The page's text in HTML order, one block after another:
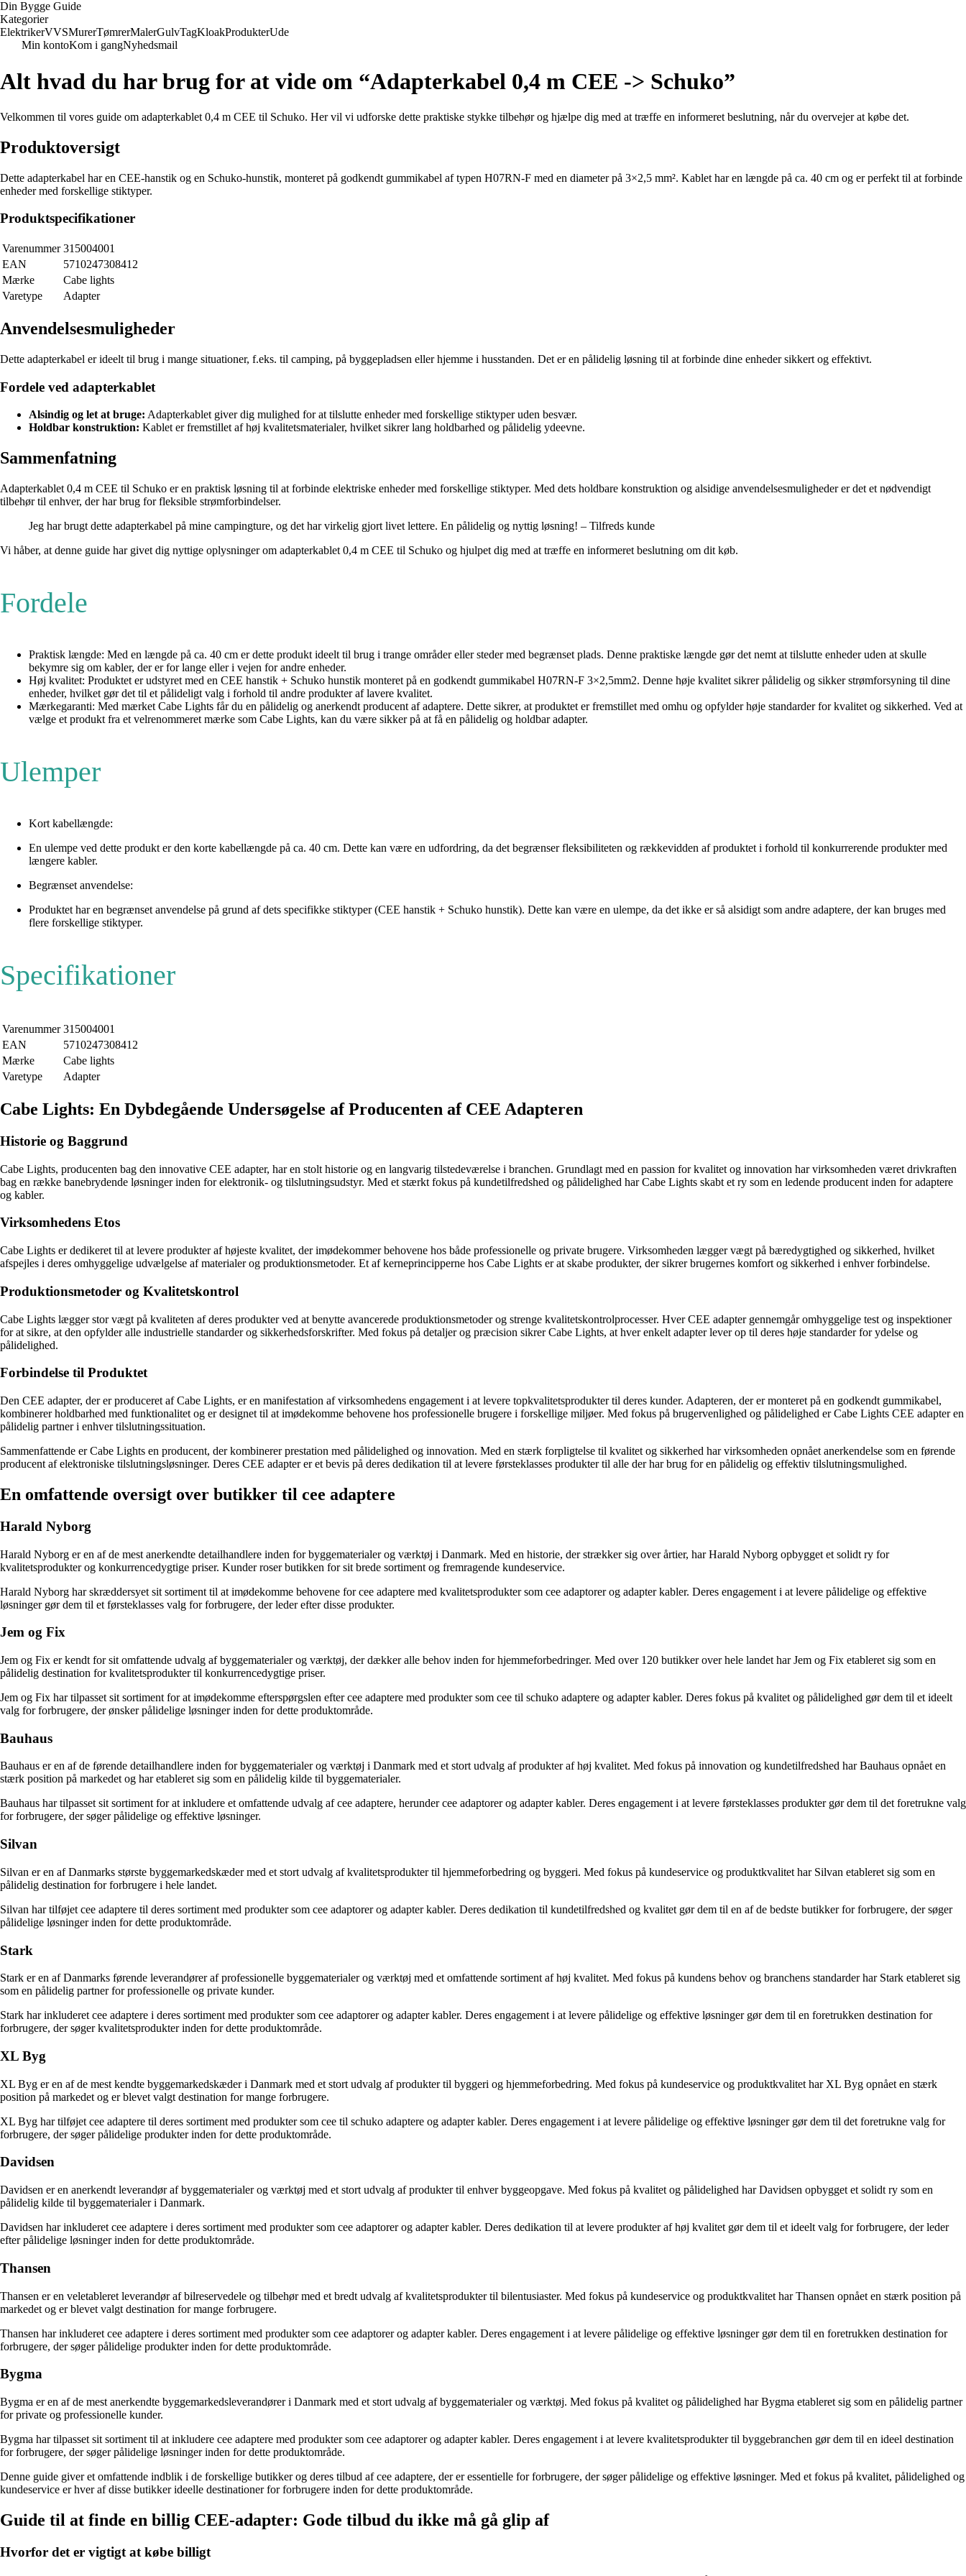
Din Bygge Guide
Kategorier
ElektrikerVVSMurerTømrerMalerGulvTagKloakProdukterUde
Min kontoKom i gangNyhedsmail
Alt hvad du har brug for at vide om “Adapterkabel 0,4 m CEE -> Schuko”
Velkommen til vores guide om adapterkablet 0,4 m CEE til Schuko. Her vil vi udforske dette praktiske stykke tilbehør og hjælpe dig med at træffe en informeret beslutning, når du overvejer at købe det.
Produktoversigt
Dette adapterkabel har en CEE-hanstik og en Schuko-hunstik, monteret på godkendt gummikabel af typen H07RN-F med en diameter på 3×2,5 mm². Kablet har en længde på ca. 40 cm og er perfekt til at forbinde
enheder med forskellige stiktyper.
Produktspecifikationer
Varenummer 315004001
EAN
5710247308412
Mærke
Cabe lights
Varetype
Adapter
Anvendelsesmuligheder
Dette adapterkabel er ideelt til brug i mange situationer, f.eks. til camping, på byggepladsen eller hjemme i husstanden. Det er en pålidelig løsning til at forbinde dine enheder sikkert og effektivt.
Fordele ved adapterkablet
Alsindig og let at bruge: Adapterkablet giver dig mulighed for at tilslutte enheder med forskellige stiktyper uden besvær.
Holdbar konstruktion: Kablet er fremstillet af høj kvalitetsmaterialer, hvilket sikrer lang holdbarhed og pålidelig ydeevne.
Sammenfatning
Adapterkablet 0,4 m CEE til Schuko er en praktisk løsning til at forbinde elektriske enheder med forskellige stiktyper. Med dets holdbare konstruktion og alsidige anvendelsesmuligheder er det et nødvendigt
tilbehør til enhver, der har brug for fleksible strømforbindelser.
Jeg har brugt dette adapterkabel på mine campingture, og det har virkelig gjort livet lettere. En pålidelig og nyttig løsning! – Tilfreds kunde
Vi håber, at denne guide har givet dig nyttige oplysninger om adapterkablet 0,4 m CEE til Schuko og hjulpet dig med at træffe en informeret beslutning om dit køb.
Fordele
Praktisk længde: Med en længde på ca. 40 cm er dette produkt ideelt til brug i trange områder eller steder med begrænset plads. Denne praktiske længde gør det nemt at tilslutte enheder uden at skulle
bekymre sig om kabler, der er for lange eller i vejen for andre enheder.
Høj kvalitet: Produktet er udstyret med en CEE hanstik + Schuko hunstik monteret på en godkendt gummikabel H07RN-F 3×2,5mm2. Denne høje kvalitet sikrer pålidelig og sikker strømforsyning til dine
enheder, hvilket gør det til et pålideligt valg i forhold til andre produkter af lavere kvalitet.
Mærkegaranti: Med mærket Cabe Lights får du en pålidelig og anerkendt producent af adaptere. Dette sikrer, at produktet er fremstillet med omhu og opfylder høje standarder for kvalitet og sikkerhed. Ved at
vælge et produkt fra et velrenommeret mærke som Cabe Lights, kan du være sikker på at få en pålidelig og holdbar adapter.
Ulemper
Kort kabellængde:
En ulempe ved dette produkt er den korte kabellængde på ca. 40 cm. Dette kan være en udfordring, da det begrænser fleksibiliteten og rækkevidden af produktet i forhold til konkurrerende produkter med
længere kabler.
Begrænset anvendelse:
Produktet har en begrænset anvendelse på grund af dets specifikke stiktyper (CEE hanstik + Schuko hunstik). Dette kan være en ulempe, da det ikke er så alsidigt som andre adaptere, der kan bruges med
flere forskellige stiktyper.
Specifikationer
Varenummer 315004001
EAN
5710247308412
Mærke
Cabe lights
Varetype
Adapter
Cabe Lights: En Dybdegående Undersøgelse af Producenten af CEE Adapteren
Historie og Baggrund
Cabe Lights, producenten bag den innovative CEE adapter, har en stolt historie og en langvarig tilstedeværelse i branchen. Grundlagt med en passion for kvalitet og innovation har virksomheden været drivkraften
bag en række banebrydende løsninger inden for elektronik- og tilslutningsudstyr. Med et stærkt fokus på kundetilfredshed og pålidelighed har Cabe Lights skabt et ry som en ledende producent inden for adaptere
og kabler.
Virksomhedens Etos
Cabe Lights er dedikeret til at levere produkter af højeste kvalitet, der imødekommer behovene hos både professionelle og private brugere. Virksomheden lægger vægt på bæredygtighed og sikkerhed, hvilket
afspejles i deres omhyggelige udvælgelse af materialer og produktionsmetoder. Et af kerneprincipperne hos Cabe Lights er at skabe produkter, der sikrer brugernes komfort og sikkerhed i enhver forbindelse.
Produktionsmetoder og Kvalitetskontrol
Cabe Lights lægger stor vægt på kvaliteten af deres produkter ved at benytte avancerede produktionsmetoder og strenge kvalitetskontrolprocesser. Hver CEE adapter gennemgår omhyggelige test og inspektioner
for at sikre, at den opfylder alle industrielle standarder og sikkerhedsforskrifter. Med fokus på detaljer og præcision sikrer Cabe Lights, at hver enkelt adapter lever op til deres høje standarder for ydelse og
pålidelighed.
Forbindelse til Produktet
Den CEE adapter, der er produceret af Cabe Lights, er en manifestation af virksomhedens engagement i at levere topkvalitetsprodukter til deres kunder. Adapteren, der er monteret på en godkendt gummikabel,
kombinerer holdbarhed med funktionalitet og er designet til at imødekomme behovene hos professionelle brugere i forskellige miljøer. Med fokus på brugervenlighed og pålidelighed er Cabe Lights CEE adapter en
pålidelig partner i enhver tilslutningssituation.
Sammenfattende er Cabe Lights en producent, der kombinerer prestation med pålidelighed og innovation. Med en stærk forpligtelse til kvalitet og sikkerhed har virksomheden opnået anerkendelse som en førende
producent af elektroniske tilslutningsløsninger. Deres CEE adapter er et bevis på deres dedikation til at levere førsteklasses produkter til alle der har brug for en pålidelig og effektiv tilslutningsmulighed.
En omfattende oversigt over butikker til cee adaptere
Harald Nyborg
Harald Nyborg er en af de mest anerkendte detailhandlere inden for byggematerialer og værktøj i Danmark. Med en historie, der strækker sig over årtier, har Harald Nyborg opbygget et solidt ry for
kvalitetsprodukter og konkurrencedygtige priser. Kunder roser butikken for sit brede sortiment og fremragende kundeservice.
Harald Nyborg har skræddersyet sit sortiment til at imødekomme behovene for cee adaptere med kvalitetsprodukter som cee adaptorer og adapter kabler. Deres engagement i at levere pålidelige og effektive
løsninger gør dem til et førsteklasses valg for forbrugere, der leder efter disse produkter.
Jem og Fix
Jem og Fix er kendt for sit omfattende udvalg af byggematerialer og værktøj, der dækker alle behov inden for hjemmeforbedringer. Med over 120 butikker over hele landet har Jem og Fix etableret sig som en
pålidelig destination for kvalitetsprodukter til konkurrencedygtige priser.
Jem og Fix har tilpasset sit sortiment for at imødekomme efterspørgslen efter cee adaptere med produkter som cee til schuko adaptere og adapter kabler. Deres fokus på kvalitet og pålidelighed gør dem til et ideelt
valg for forbrugere, der ønsker pålidelige løsninger inden for dette produktområde.
Bauhaus
Bauhaus er en af de førende detailhandlere inden for byggematerialer og værktøj i Danmark med et stort udvalg af produkter af høj kvalitet. Med fokus på innovation og kundetilfredshed har Bauhaus opnået en
stærk position på markedet og har etableret sig som en pålidelig kilde til byggematerialer.
Bauhaus har tilpasset sit sortiment for at inkludere et omfattende udvalg af cee adaptere, herunder cee adaptorer og adapter kabler. Deres engagement i at levere førsteklasses produkter gør dem til det foretrukne valg
for forbrugere, der søger pålidelige og effektive løsninger.
Silvan
Silvan er en af Danmarks største byggemarkedskæder med et stort udvalg af kvalitetsprodukter til hjemmeforbedring og byggeri. Med fokus på kundeservice og produktkvalitet har Silvan etableret sig som en
pålidelig destination for forbrugere i hele landet.
Silvan har tilføjet cee adaptere til deres sortiment med produkter som cee adaptorer og adapter kabler. Deres dedikation til kundetilfredshed og kvalitet gør dem til en af de bedste butikker for forbrugere, der søger
pålidelige løsninger inden for dette produktområde.
Stark
Stark er en af Danmarks førende leverandører af professionelle byggematerialer og værktøj med et omfattende sortiment af høj kvalitet. Med fokus på kundens behov og branchens standarder har Stark etableret sig
som en pålidelig partner for professionelle og private kunder.
Stark har inkluderet cee adaptere i deres sortiment med produkter som cee adaptorer og adapter kabler. Deres engagement i at levere pålidelige og effektive løsninger gør dem til en foretrukken destination for
forbrugere, der søger kvalitetsprodukter inden for dette produktområde.
XL Byg
XL Byg er en af de mest kendte byggemarkedskæder i Danmark med et stort udvalg af produkter til byggeri og hjemmeforbedring. Med fokus på kundeservice og produktkvalitet har XL Byg opnået en stærk
position på markedet og er blevet valgt destination for mange forbrugere.
XL Byg har tilføjet cee adaptere til deres sortiment med produkter som cee til schuko adaptere og adapter kabler. Deres engagement i at levere pålidelige og effektive løsninger gør dem til det foretrukne valg for
forbrugere, der søger pålidelige produkter inden for dette produktområde.
Davidsen
Davidsen er en anerkendt leverandør af byggematerialer og værktøj med et stort udvalg af produkter til enhver byggeopgave. Med fokus på kvalitet og pålidelighed har Davidsen opbygget et solidt ry som en
pålidelig kilde til byggematerialer i Danmark.
Davidsen har inkluderet cee adaptere i deres sortiment med produkter som cee adaptorer og adapter kabler. Deres dedikation til at levere produkter af høj kvalitet gør dem til et ideelt valg for forbrugere, der leder
efter pålidelige løsninger inden for dette produktområde.
Thansen
Thansen er en veletableret leverandør af bilreservedele og tilbehør med et bredt udvalg af kvalitetsprodukter til bilentusiaster. Med fokus på kundeservice og produktkvalitet har Thansen opnået en stærk position på
markedet og er blevet valgt destination for mange forbrugere.
Thansen har inkluderet cee adaptere i deres sortiment med produkter som cee adaptorer og adapter kabler. Deres engagement i at levere pålidelige og effektive løsninger gør dem til en foretrukken destination for
forbrugere, der søger pålidelige produkter inden for dette produktområde.
Bygma
Bygma er en af de mest anerkendte byggemarkedsleverandører i Danmark med et stort udvalg af byggematerialer og værktøj. Med fokus på kvalitet og pålidelighed har Bygma etableret sig som en pålidelig partner
for private og professionelle kunder.
Bygma har tilpasset sit sortiment til at inkludere cee adaptere med produkter som cee adaptorer og adapter kabler. Deres engagement i at levere kvalitetsprodukter til byggebranchen gør dem til en ideel destination
for forbrugere, der søger pålidelige løsninger inden for dette produktområde.
Denne guide giver et omfattende indblik i de forskellige butikker og deres tilbud af cee adaptere, der er essentielle for forbrugere, der søger pålidelige og effektive løsninger. Med et fokus på kvalitet, pålidelighed og
kundeservice er hver af disse butikker ideelle destinationer for forbrugere inden for dette produktområde.
Guide til at finde en billig CEE-adapter: Gode tilbud du ikke må gå glip af
Hvorfor det er vigtigt at købe billigt